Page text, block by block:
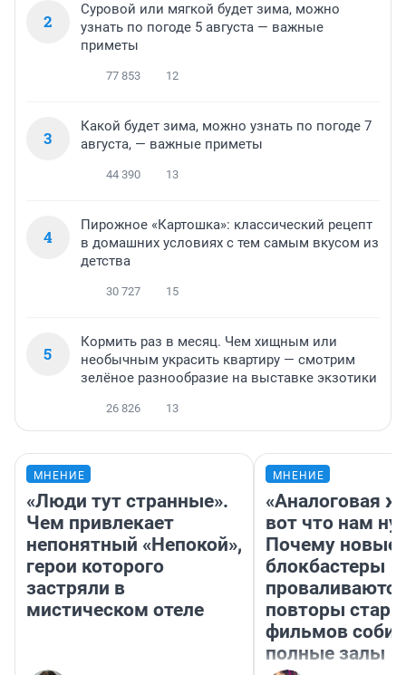
2
Суровой или мягкой будет зима, можно
узнать по погоде 5 августа — важные
приметы
77 853 12
3
Какой будет зима, можно узнать по погоде 7
августа, — важные приметы
44 390 13
4
Пирожное «Картошка»: классический рецепт
в домашних условиях с тем самым вкусом из
детства
30 727 15
5
Кормить раз в месяц. Чем хищным или
необычным украсить квартиру — смотрим
зелёное разнообразие на выставке экзотики
26 826 13
МНЕНИЕ
«Люди тут странные».
Чем привлекает
непонятный «Непокой»,
герои которого
застряли в
мистическом отеле
МНЕНИЕ
«Аналоговая
вот что нам
Почему новые
блокбастеры
повторы
фильмов
полные залы